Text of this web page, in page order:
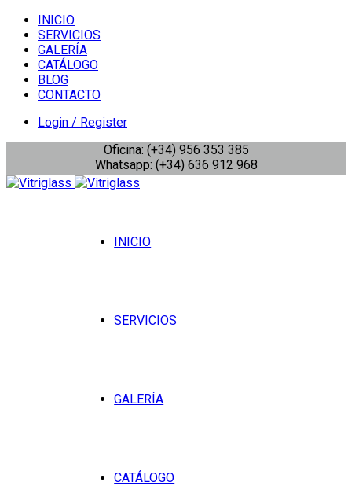
INICIO
SERVICIOS
GALERÍA
CATÁLOGO
BLOG
CONTACTO
Login / Register
Oficina: (+34) 956 353 385
Whatsapp: (+34) 636 912 968
INICIO
SERVICIOS
GALERÍA
CATÁLOGO